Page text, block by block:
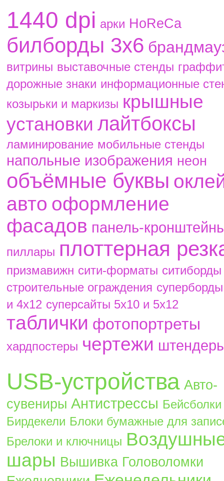
1440 dpi aрки HoReCa
билборды 3х6
витрины выставочные стенды
дорожные знаки информационные
козырьки и маркизы крышные
установки лайтбоксы
ламинирование мобильные стенды
напольные изображения неон
объёмные буквы
авто оформление
фасадов панель-
пиллары плоттерная
призмавижн сити-форматы ситиборды
строительные ограждения
и 4х12 суперсайты 5х10 и 5х12
таблички фотопортреты
хардпостеры чертежи
USB-устройства Авто-
сувениры Антистрессы Бейсболки
Бирдекели Блоки бумажные для
Брелоки и ключницы
шары Вышивка Головоломки